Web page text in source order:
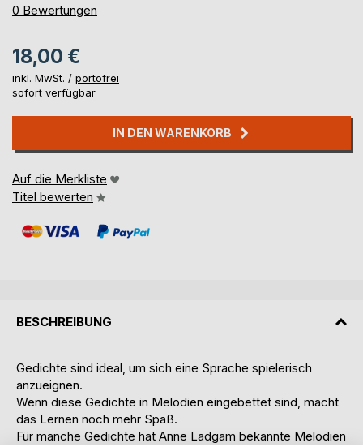
0%
0 Bewertungen
18,00 €
inkl. MwSt. / portofrei
sofort verfügbar
IN DEN WARENKORB
Auf die Merkliste
Titel bewerten
BESCHREIBUNG
Gedichte sind ideal, um sich eine Sprache spielerisch
anzueignen.
Wenn diese Gedichte in Melodien eingebettet sind, macht
das Lernen noch mehr Spaß.
Für manche Gedichte hat Anne Ladgam bekannte Melodien